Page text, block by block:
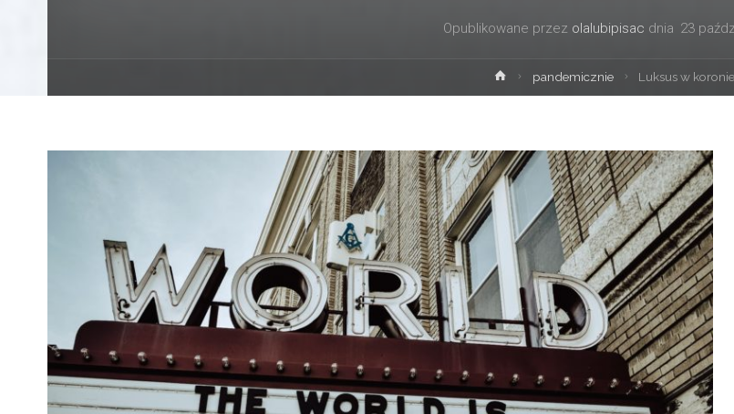
Opublikowane przez olalubipisac dnia 23
Strona
główna
pandemicznie Luksus w koronie